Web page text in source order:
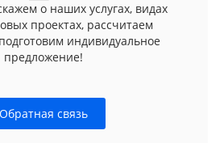
о наших услугах, видах
проектах, рассчитаем
индивидуальное
предложение!
Обратная связь